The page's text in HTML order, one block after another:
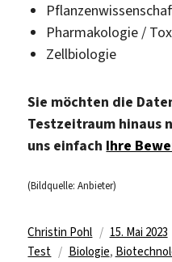
Pharmakologie /
Zellbiologie
Sie möchten die
Testzeitraum hinaus
uns einfach Ihre
(Bildquelle: Anbieter)
Autor
Christin Pohl
am
15. Mai 2023
Test
Schlagwörter
Biologie,